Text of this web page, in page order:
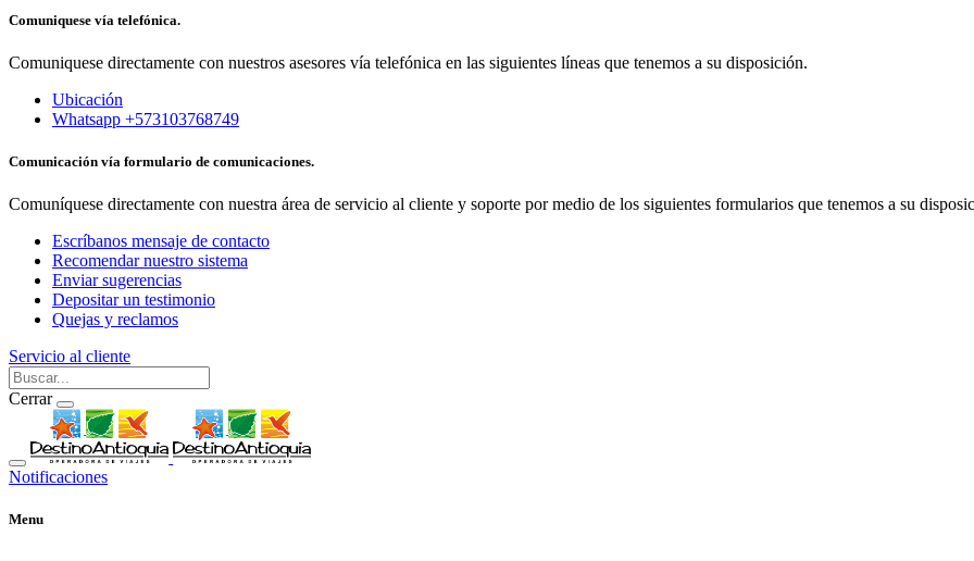
Comuniquese vía telefónica.
Comuniquese directamente con nuestros asesores vía telefónica en las siguientes líneas que tenemos a su disposición.
Ubicación
Whatsapp +573103768749
Comunicación vía formulario de comunicaciones.
Comuníquese directamente con nuestra área de servicio al cliente y soporte por medio de los siguientes formularios que tenemos a su
Escríbanos mensaje de contacto
Recomendar nuestro sistema
Enviar sugerencias
Depositar un testimonio
Quejas y reclamos
Servicio al cliente
Cerrar
Notificaciones
Menu